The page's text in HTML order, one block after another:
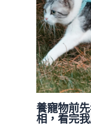
養寵物前
相，看完我